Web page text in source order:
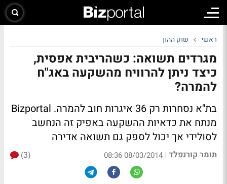
ראשי שוק ההון
מגרדים תשואה: כשהריבית אפסית,
כיצד ניתן להרוויח מהשקעה באג"ח
להמרה?
בת"א נסחרות רק 36 איגרות חוב להמרה. Bizportal
מנתח את כדאיות ההשקעה באפיק זה הנחשב
לסולידי אך יכול לספק גם תשואה אדירה
תומר קורנפלד |
08/03/2014 08:36
(3)